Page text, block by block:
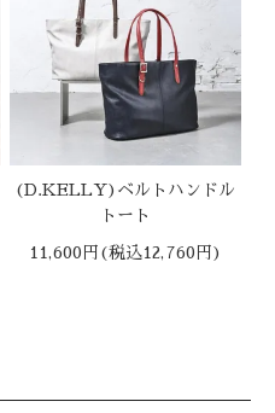
(D.KELLY)ベルトハンドル
トート
11,600円(税込12,760円)